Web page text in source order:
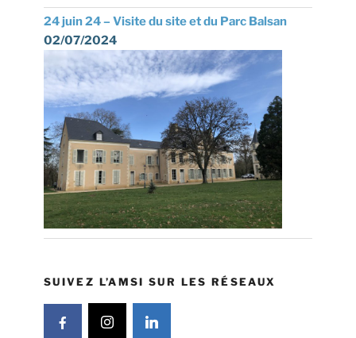
24 juin 24 – Visite du site et du Parc Balsan
02/07/2024
SUIVEZ L’AMSI SUR LES RÉSEAUX